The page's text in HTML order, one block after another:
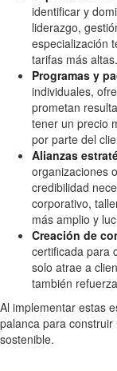
identificar y
liderazgo,
especialización
tarifas más altas.
Programas y
individuales,
prometan
tener un precio
por parte del
Alianzas
organizaciones
credibilidad
corporativo,
más amplio y
Creación de
certificada para
solo atrae a
también
Al implementar estas
palanca para
sostenible.